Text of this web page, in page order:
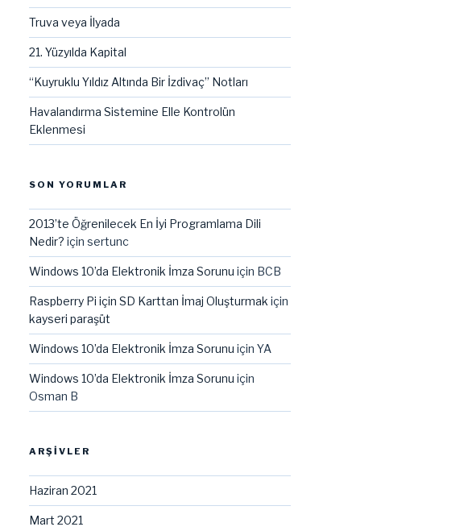
Truva veya İlyada
21. Yüzyılda Kapital
“Kuyruklu Yıldız Altında Bir İzdivaç” Notları
Havalandırma Sistemine Elle Kontrolün
Eklenmesi
SON YORUMLAR
2013’te Öğrenilecek En İyi Programlama Dili
Nedir? için sertunc
Windows 10’da Elektronik İmza Sorunu için BCB
Raspberry Pi için SD Karttan İmaj Oluşturmak için
kayseri paraşüt
Windows 10’da Elektronik İmza Sorunu için YA
Windows 10’da Elektronik İmza Sorunu için
Osman B
ARŞIVLER
Haziran 2021
Mart 2021